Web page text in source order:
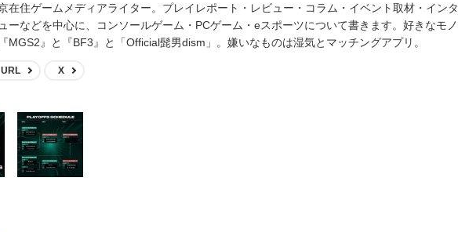
在住ゲームメディアライター。プレイレポート・レビュー・コラム・イベント取材・インタ
ーなどを中心に、コンソールゲーム・PCゲーム・eスポーツについて書きます。好きなモノ
MGS2』と『BF3』と「Official髭男dism」。嫌いなものは湿気とマッチングアプリ。
URL X